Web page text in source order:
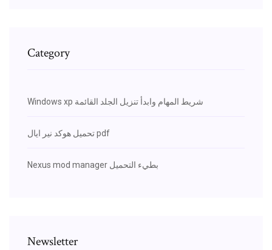
Category
Windows xp شريط المهام وابدأ تنزيل الجلد القائمة
تحميل هوكد نير ايال pdf
Nexus mod manager بطيء التحميل
Newsletter